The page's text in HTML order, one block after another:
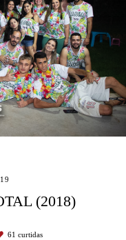
(2018)
61 curtidas